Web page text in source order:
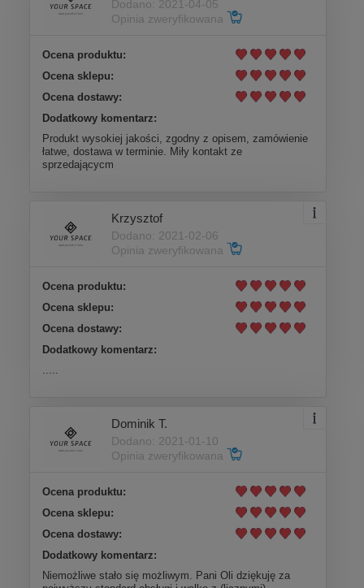
Dodano: 2021-04-05
Opinia zweryfikowana
Ocena produktu:
Ocena sklepu:
Ocena dostawy:
Dodatkowy komentarz:
Produkt wysokiej jakości, zgodny z opisem, zamówienie
łatwe, dostawa w terminie. Miły kontakt ze
sprzedającycm
Krzysztof
Dodano: 2021-02-06
Opinia zweryfikowana
Ocena produktu:
Ocena sklepu:
Ocena dostawy:
Dodatkowy komentarz:
Dominik T.
Dodano: 2021-01-10
Opinia zweryfikowana
Ocena produktu:
Ocena sklepu:
Ocena dostawy:
Dodatkowy komentarz:
Niemożliwe stało się możliwym. Pani Oli dziękuję za